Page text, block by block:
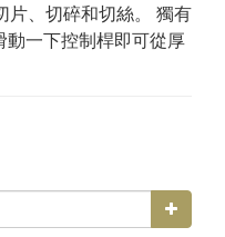
片、切碎和切絲。 獨有
一下控制桿即可從厚